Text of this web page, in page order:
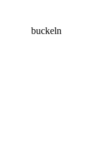
buckeln